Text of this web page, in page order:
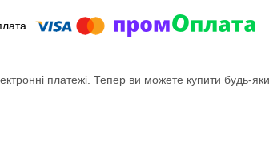
платежі. Тепер ви можете купити будь-